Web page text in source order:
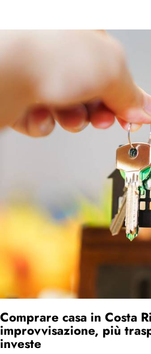
Comprare casa in Costa
improvvisazione, più
investe